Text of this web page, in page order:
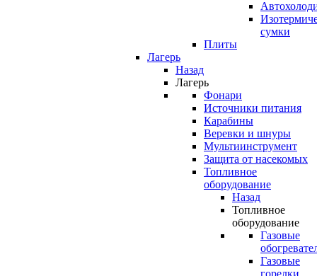
сумки
Плиты
Лагерь
Назад
Лагерь
Фонари
Источники питания
Карабины
Веревки и шнуры
Мультиинструмент
Защита от насекомых
Топливное
оборудование
Назад
Топливное
оборудование
Газовые
Газовые
горелки